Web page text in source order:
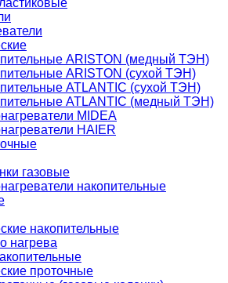
ARISTON (медный ТЭН)
ARISTON (сухой ТЭН)
ATLANTIC (сухой ТЭН)
ATLANTIC (медный ТЭН)
MIDEA
HAIER
газовые
накопительные
накопительные
нагрева
проточные